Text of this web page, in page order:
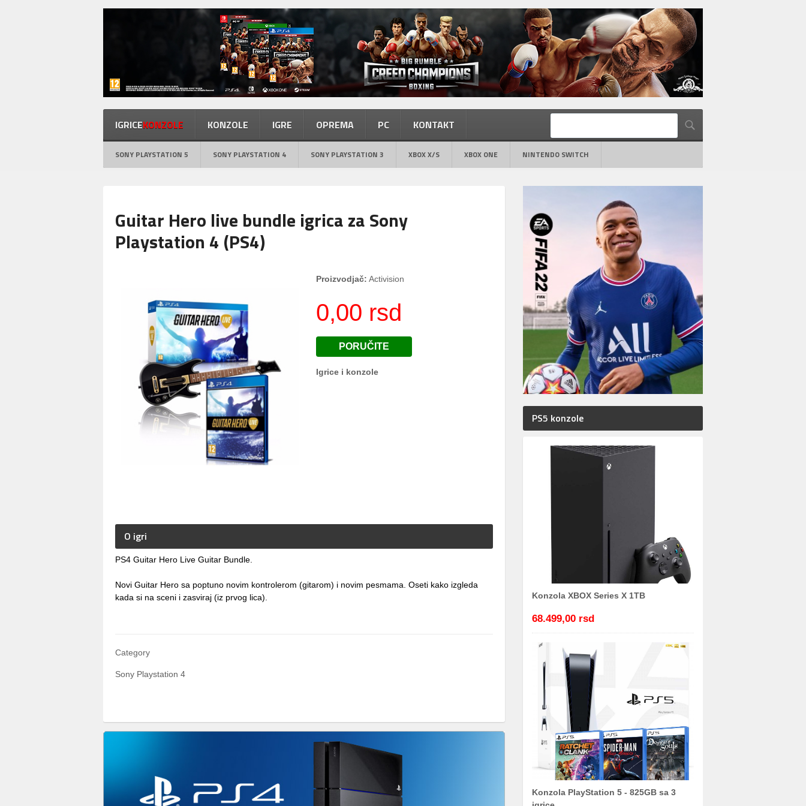
IGRICEKONZOLE KONZOLE IGRE OPREMA PC KONTAKT
SONY PLAYSTATION 5 SONY PLAYSTATION 4 SONY PLAYSTATION 3 XBOX X/S XBOX ONE NINTENDO SWITCH
Guitar Hero live bundle igrica za Sony
Playstation 4 (PS4)
Proizvodjač: Activision
0,00 rsd
PORUČITE
Igrice i konzole
O igri
PS4 Guitar Hero Live Guitar Bundle.
Novi Guitar Hero sa poptuno novim kontrolerom (gitarom) i novim pesmama. Oseti kako izgleda
kada si na sceni i zasviraj (iz prvog lica).
Category
Sony Playstation 4
PS5 konzole
Konzola XBOX Series X 1TB
68.499,00 rsd
Konzola PlayStation 5 - 825GB sa 3